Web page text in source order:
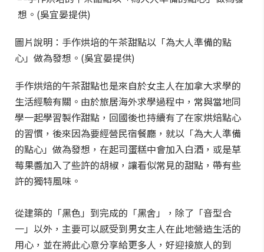
圖片說明：手作烘培的午茶甜點以「為大人準備的點
心」做為發想。(吳宜晏提供)
手作烘焙的午茶甜點也是來自於女主人在加拿大求學的
生活經驗有關。由於旅居海外求學過程中，常與當地同
學一起學習製作甜點，回國後也持續有了在家烘焙點心
的習慣，後來因為要經營民宿餐廳，就以「為大人準備
的點心」做為發想，在起司蛋糕中會加入白酒，或是草
莓果醬加入了些許的胡椒，讓看似常見的甜點，帶有些
許的獨特風味。
從建築的「黑色」到完成的「黑舍」，除了「音型合
一」以外，主要可以感受到男女主人在此地營造生活的
用心，並在將此心意分享給更多人，好迎接旅人的到